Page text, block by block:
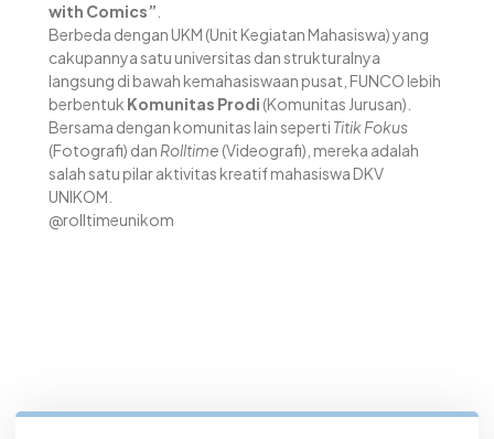
with Comics”
Berbeda dengan UKM (Unit Kegiatan Mahasiswa) yang
cakupannya satu universitas dan strukturalnya
langsung di bawah kemahasiswaan pusat, FUNCO lebih
berbentuk Komunitas Prodi (Komunitas Jurusan).
Bersama dengan komunitas lain seperti Titik Fokus
(Fotografi) dan Rolltime (Videografi), mereka adalah
salah satu pilar aktivitas kreatif mahasiswa DKV
UNIKOM.
@rolltimeunikom